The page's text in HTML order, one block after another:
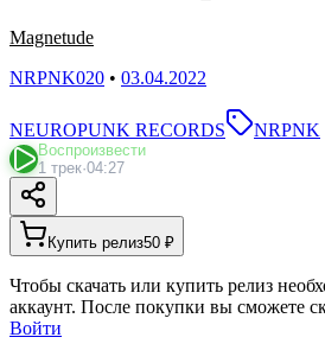
Magnetude
NRPNK020 • 03.04.2022
NEUROPUNK RECORDS NRPNK
Воспроизвести
1 трек·04:27
Купить релиз50 ₽
Чтобы скачать или купить релиз
аккаунт. После покупки вы сможете
Войти